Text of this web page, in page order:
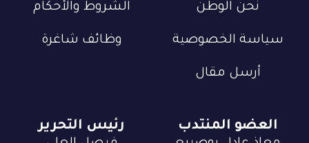
نحن الوطن الشروط والأحكام
سياسة الخصوصية وظائف شاغرة
أرسل مقال
العضو المنتدب رئيس التحرير